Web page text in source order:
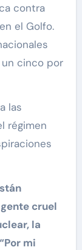
contra
el Golfo.
cinco por
las
régimen
cruel
la
“Por mi